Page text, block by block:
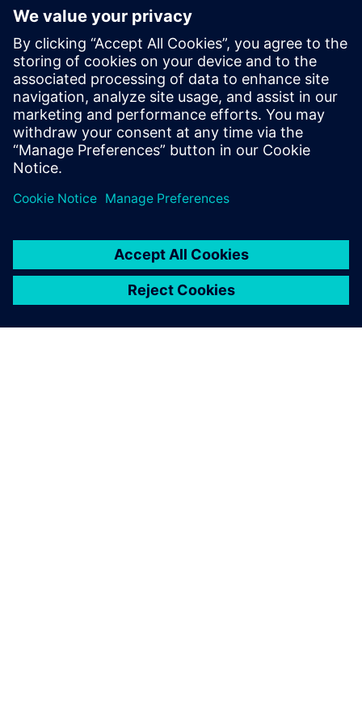
A SITRANS mobile IQ egy ingyenes alkalmazás, amely
könnyű hozzáférést biztosít a terepi eszközökhöz. A
műszerek üzembe helyezése, paraméterezése és
monitorozása okostelefonjáról Bluetooth-on
keresztül.